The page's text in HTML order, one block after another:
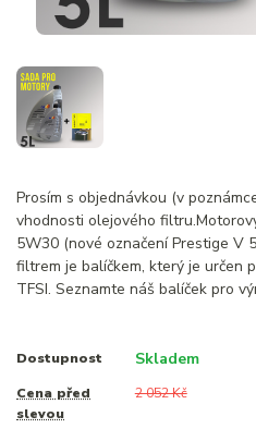
Prosím s objednávkou (v
vhodnosti olejového
5W30 (nové označení Prestige V
filtrem je balíčkem, který je určen
TFSI. Seznamte náš balíček pro
Dostupnost Skladem
Cena před
slevou
2 052 Kč